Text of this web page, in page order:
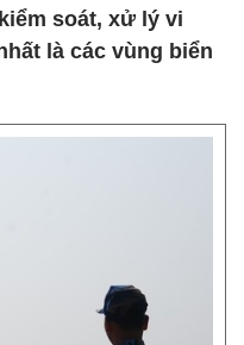
soát, xử lý vi
là các vùng biển